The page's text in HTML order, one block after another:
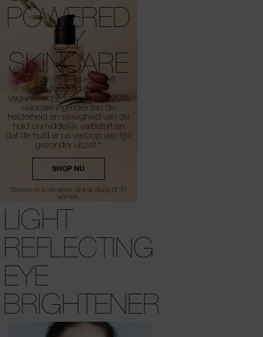
POWERED
BY
SKINCARE
Klinisch onderzoek heeft
aangetoond dat deze
veganistische formule met 70%
skincare ingrediënten de
helderheid en stevigheid van de
huid onmiddellijk verbetert en
dat de huid er na verloop van tijd
gezonder uitziet.*
SHOP NU
*Based on a six-week clinical study of 31
women.
LIGHT
REFLECTING
EYE
BRIGHTENER